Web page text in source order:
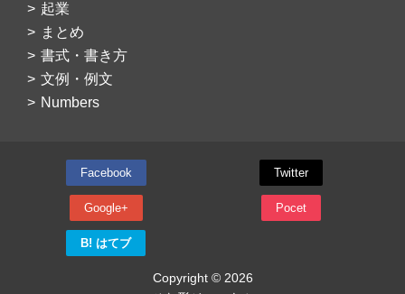
起業
まとめ
書式・書き方
文例・例文
Numbers
Facebook Twitter
Google+ Pocet
B! はてブ
Copyright © 2026